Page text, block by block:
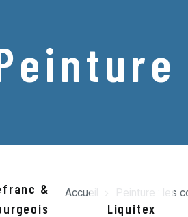
Accueil Peinture : les
&
Liquitex